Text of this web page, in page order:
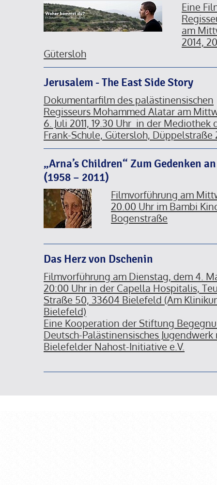
Eine
am
2014,
Gütersloh
Jerusalem - The East Side Story
Dokumentarfilm des palästinensischen
Regisseurs Mohammed Alatar am
6. Juli 2011, 19.30 Uhr in der Mediothek
Frank-Schule, Gütersloh, Düppelstraße
„Arna’s Children“ Zum Gedenken
(1958 – 2011)
Filmvorführung am
20.00 Uhr im Bambi
Bogenstraße
Das Herz von Dschenin
Filmvorführung am Dienstag, dem 4.
20:00 Uhr in der Capella Hospitalis,
Straße 50, 33604 Bielefeld (Am
Bielefeld)
Eine Kooperation der Stiftung
Deutsch-Palästinensisches
Bielefelder Nahost-Initiative e.V.